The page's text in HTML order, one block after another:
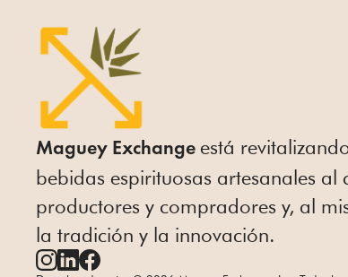
Maguey Exchange está
bebidas espirituosas artesanales
productores y compradores y, al
la tradición y la innovación.